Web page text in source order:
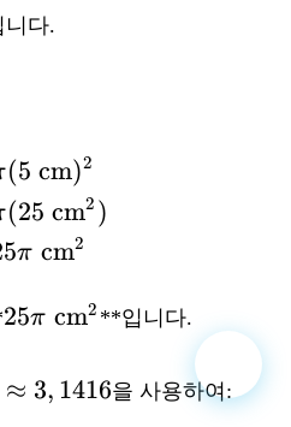
니다.
\begin{aligned} A
(5 cm)2
(25 cm2 )
π cm2
25\pi
cm}^2
25π cm2 **입니다.
≈ 3, 1416을 사용하여: